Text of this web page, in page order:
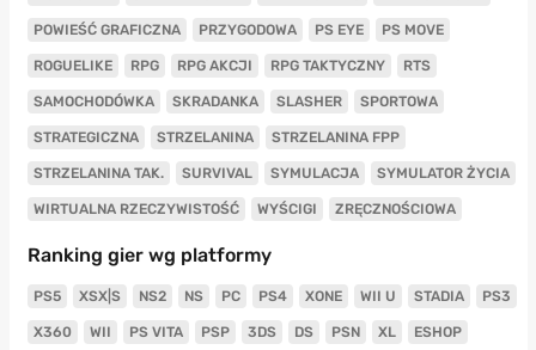
POWIEŚĆ GRAFICZNA PRZYGODOWA PS EYE PS MOVE
ROGUELIKE RPG RPG AKCJI RPG TAKTYCZNY RTS
SAMOCHODÓWKA SKRADANKA SLASHER SPORTOWA
STRATEGICZNA STRZELANINA STRZELANINA FPP
STRZELANINA TAK. SURVIVAL SYMULACJA SYMULATOR ŻYCIA
WIRTUALNA RZECZYWISTOŚĆ WYŚCIGI ZRĘCZNOŚCIOWA
Ranking gier wg platformy
PS5 XSX|S NS2 NS PC PS4 XONE WII U STADIA PS3
X360 WII PS VITA PSP 3DS DS PSN XL ESHOP